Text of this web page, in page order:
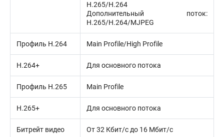
H.265/H.264
Дополнительный поток:
H.265/H.264/MJPEG
Профиль H.264 Main Profile/High Profile
H.264+ Для основного потока
Профиль H.265 Main Profile
H.265+ Для основного потока
Битрейт видео От 32 Кбит/с до 16 Мбит/с